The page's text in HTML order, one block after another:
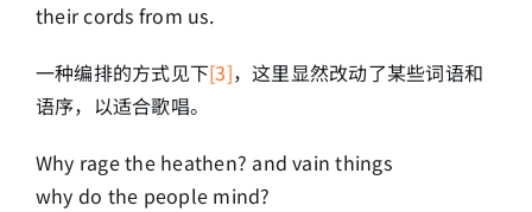
their cords from us.
一种编排的方式见下[3]，这里显然改动了某些词语和
语序，以适合歌唱。
Why rage the heathen? and vain things
why do the people mind?